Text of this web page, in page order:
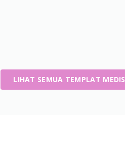
LIHAT SEMUA TEMPLAT MEDIS